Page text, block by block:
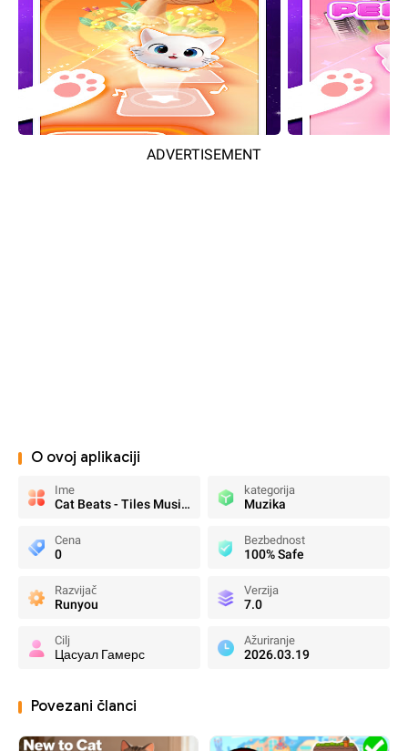
ADVERTISEMENT
O ovoj aplikaciji
Ime
Cat Beats - Tiles Music Games
kategorija
Muzika
Cena
0
Bezbednost
100% Safe
Razvijač
Runyou
Verzija
7.0
Cilj
Цасуал Гамерс
Ažuriranje
2026.03.19
Povezani članci